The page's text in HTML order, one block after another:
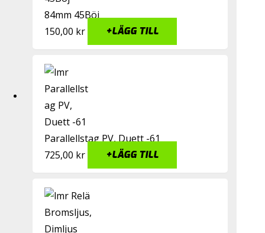
84mm 45Böj
150,00 kr +LÄGG TILL
Parallellstag PV, Duett -61
725,00 kr +LÄGG TILL